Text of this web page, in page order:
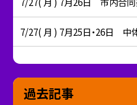
7/27( 月 ) 7月25日・26日 中
過去記事